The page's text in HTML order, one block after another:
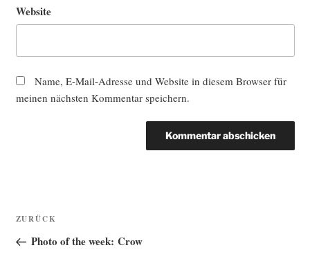
Website
Name, E-Mail-Adresse und Website in diesem Browser für
meinen nächsten Kommentar speichern.
Beitragsnavigation
Vorheriger
Beitrag
ZURÜCK
Photo of the week: Crow